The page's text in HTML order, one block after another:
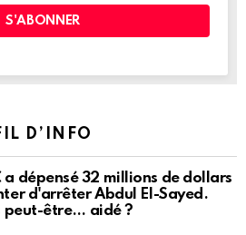
D’INFO
a dépensé 32 millions de dollars
d'arrêter Abdul El-Sayed.
peut-être… aidé ?